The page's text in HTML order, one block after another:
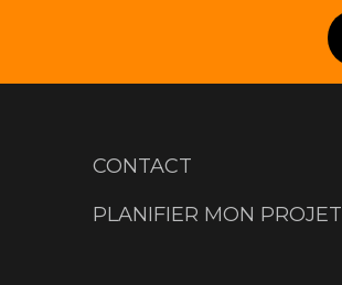
CONTACT
PLANIFIER MON PROJET